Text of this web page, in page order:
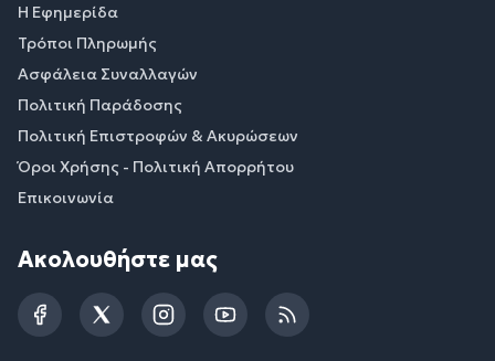
Η Εφημερίδα
Τρόποι Πληρωμής
Ασφάλεια Συναλλαγών
Πολιτική Παράδοσης
Πολιτική Επιστροφών & Ακυρώσεων
Όροι Χρήσης - Πολιτική Απορρήτου
Επικοινωνία
Ακολουθήστε μας
FacebookTwitterInstagramYouTubeRSS